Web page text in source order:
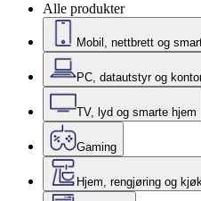
Alle produkter
Mobil, nettbrett og
PC, datautstyr og
TV, lyd og smarte hjem
Gaming
Hjem, rengjøring og